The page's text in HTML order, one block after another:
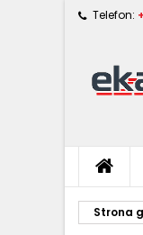
Telefon:
Strona